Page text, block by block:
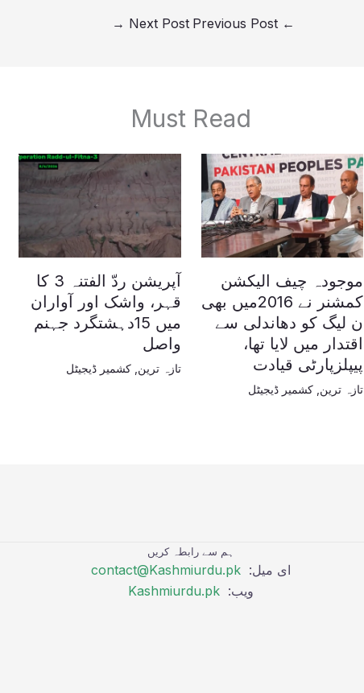
←
Next Post
→
Must Read
موجودہ چیف الیکشن
کمشنر نے 2016میں بھی
ن لیگ کو دھاندلی سے
اقتدار میں لایا تھا،
پیپلزپارٹی قیادت
تازہ ترین ,کشمیر ڈیجیٹل
آپریشن ردّ الفتنہ 3 کا
قہر، واشک اور آواران
میں 15دہشتگرد جہنم
واصل
تازہ ترین ,کشمیر ڈیجیٹل
ہم سے رابطہ کریں
ای میل: contact@Kashmiurdu.pk
ویب: Kashmiurdu.pk